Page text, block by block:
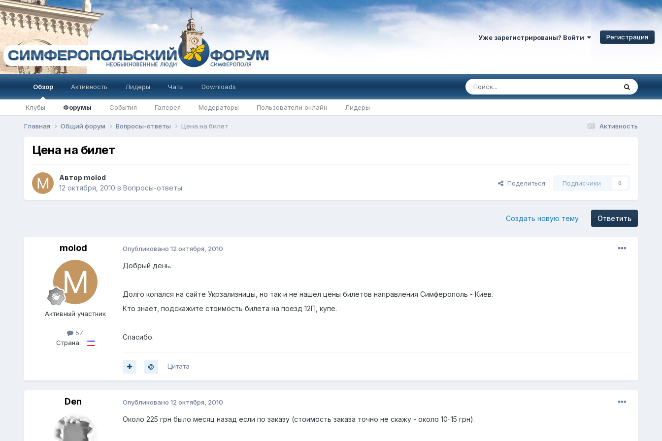
Уже зарегистрированы? Войти Регистрация
Обзор
Клубы Форумы События Галерея Модераторы Пользователи онлайн Лидеры
Активность Лидеры Чаты Downloads
Активность
Главная Общий форум Вопросы-ответы Цена на билет
Цена на билет
Автор molod
12 октября, 2010 в Вопросы-ответы
Поделиться Подписчики 0
Ответить
Создать новую тему
molod
Активный участник
57
Страна:
Опубликовано 12 октября, 2010
Добрый день.
Долго копался на сайте Укрзализницы, но так и не нашел цены билетов направления Симферополь - Киев.
Кто знает, подскажите стоимость билета на поезд 12П, купе.
Спасибо.
Цитата
Den Опубликовано 12 октября, 2010
Около 225 грн было месяц назад если по заказу (стоимость заказа точно не скажу - около 10-15 грн).